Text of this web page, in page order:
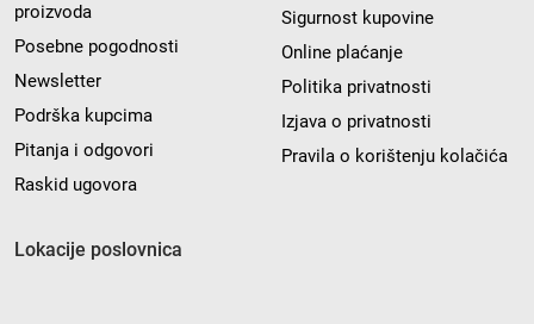
proizvoda
Posebne pogodnosti
Newsletter
Podrška kupcima
Pitanja i odgovori
Raskid ugovora
Sigurnost kupovine
Online plaćanje
Politika privatnosti
Izjava o privatnosti
Pravila o korištenju kolačića
Lokacije poslovnica